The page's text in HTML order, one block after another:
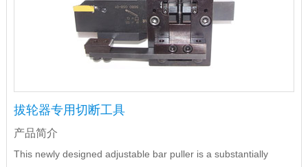
拔轮器专用切断工具
产品简介
This newly designed adjustable bar puller is a substantially